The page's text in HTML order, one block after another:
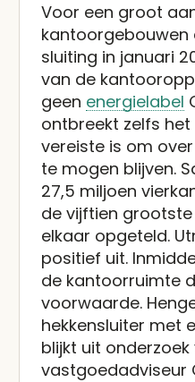
Voor een groot
kantoorgebouwen
sluiting in januari
van de
geen energielabel
ontbreekt zelfs
vereiste is om
te mogen blijven.
27,5 miljoen
de vijftien
elkaar opgeteld.
positief uit.
de kantoorruimte
voorwaarde.
hekkensluiter met
blijkt uit onderzoek
vastgoedadviseur